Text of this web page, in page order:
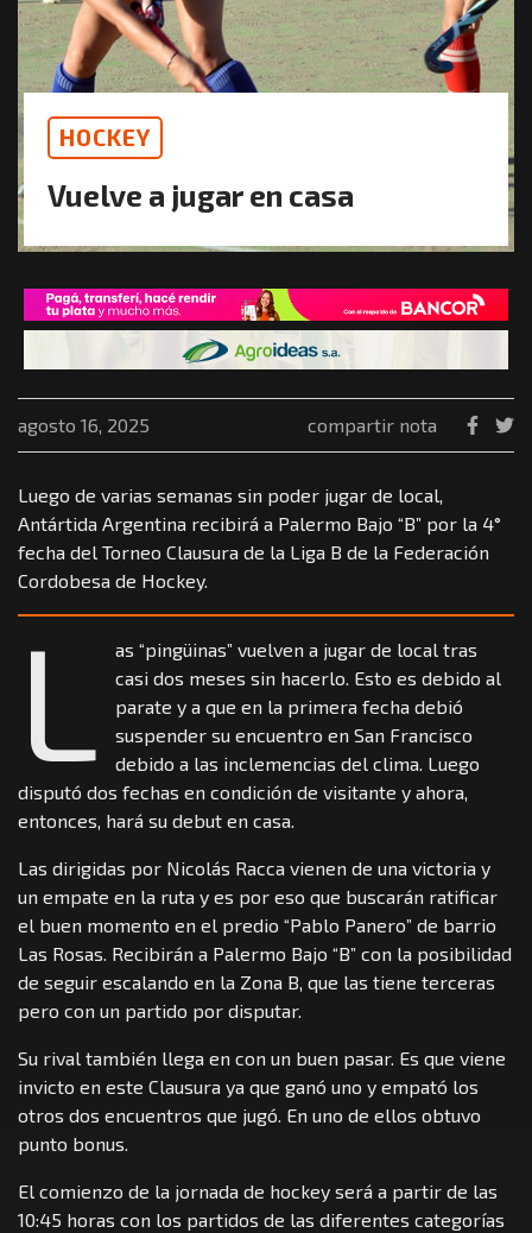
HOCKEY
Vuelve a jugar en casa
agosto 16, 2025 compartir nota
Luego de varias semanas sin poder jugar de local,
Antártida Argentina recibirá a Palermo Bajo “B” por la 4°
fecha del Torneo Clausura de la Liga B de la Federación
Cordobesa de Hockey.
L
as “pingüinas” vuelven a jugar de local tras
casi dos meses sin hacerlo. Esto es debido al
parate y a que en la primera fecha debió
suspender su encuentro en San Francisco
debido a las inclemencias del clima. Luego
disputó dos fechas en condición de visitante y ahora,
entonces, hará su debut en casa.
Las dirigidas por Nicolás Racca vienen de una victoria y
un empate en la ruta y es por eso que buscarán ratificar
el buen momento en el predio “Pablo Panero” de barrio
Las Rosas. Recibirán a Palermo Bajo “B” con la posibilidad
de seguir escalando en la Zona B, que las tiene terceras
pero con un partido por disputar.
Su rival también llega en con un buen pasar. Es que viene
invicto en este Clausura ya que ganó uno y empató los
otros dos encuentros que jugó. En uno de ellos obtuvo
punto bonus.
El comienzo de la jornada de hockey será a partir de las
10:45 horas con los partidos de las diferentes categorías